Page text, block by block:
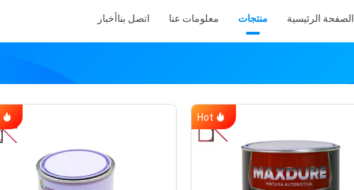
الصفحة الرئيسية منتجات معلومات عنا اتصل بناأخبار
Hot